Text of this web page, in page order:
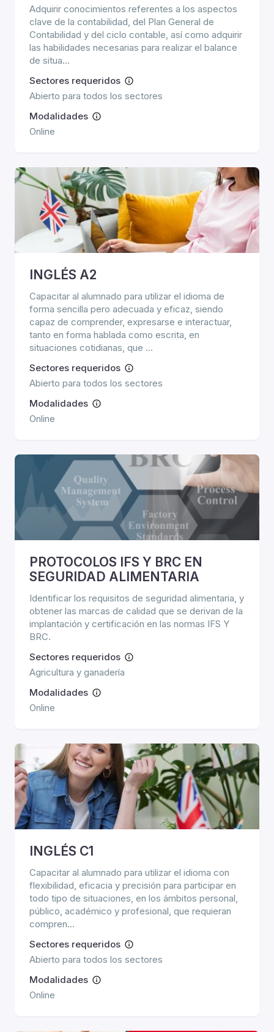
Adquirir conocimientos referentes a los aspectos
clave de la contabilidad, del Plan General de
Contabilidad y del ciclo contable, así como adquirir
las habilidades necesarias para realizar el balance
de situa...
Sectores requeridos
Abierto para todos los sectores
Modalidades
Online
INGLÉS A2
Capacitar al alumnado para utilizar el idioma de
forma sencilla pero adecuada y eficaz, siendo
capaz de comprender, expresarse e interactuar,
tanto en forma hablada como escrita, en
situaciones cotidianas, que ...
Sectores requeridos
Abierto para todos los sectores
Modalidades
Online
PROTOCOLOS IFS Y BRC EN
SEGURIDAD ALIMENTARIA
Identificar los requisitos de seguridad alimentaria, y
obtener las marcas de calidad que se derivan de la
implantación y certificación en las normas IFS Y
BRC.
Sectores requeridos
Agricultura y ganadería
Modalidades
Online
INGLÉS C1
Capacitar al alumnado para utilizar el idioma con
flexibilidad, eficacia y precisión para participar en
todo tipo de situaciones, en los ámbitos personal,
público, académico y profesional, que requieran
compren...
Sectores requeridos
Abierto para todos los sectores
Modalidades
Online